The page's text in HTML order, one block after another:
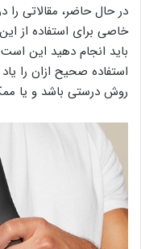
در حال حاضر، مقالاتی
خاصی برای استفاده از
باید انجام دهید این است
استفاده صحیح ازان را
روش درستی باشد و یا